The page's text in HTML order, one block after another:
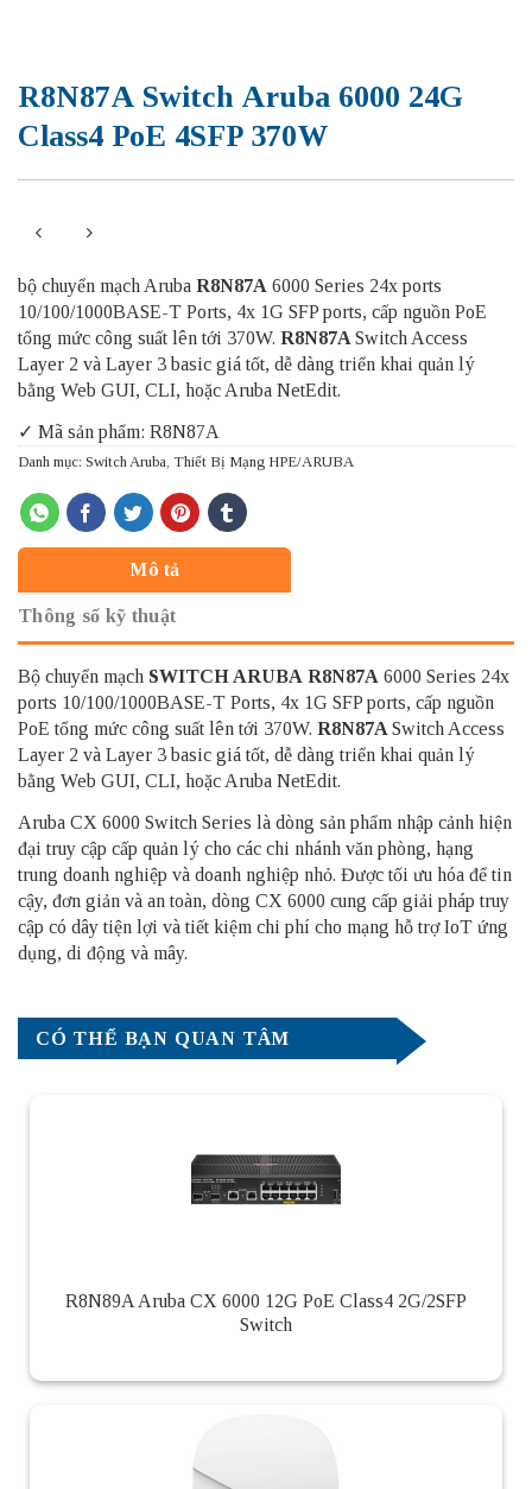
R8N87A Switch Aruba 6000 24G
Class4 PoE 4SFP 370W
bộ chuyển mạch Aruba R8N87A 6000 Series 24x ports
10/100/1000BASE-T Ports, 4x 1G SFP ports, cấp nguồn PoE
tổng mức công suất lên tới 370W. R8N87A Switch Access
Layer 2 và Layer 3 basic giá tốt, dễ dàng triển khai quản lý
bằng Web GUI, CLI, hoặc Aruba NetEdit.
✓ Mã sản phẩm: R8N87A
Danh mục: Switch Aruba Thiết Bị Mạng HPE/ARUBA
Mô tả
Thông số kỹ thuật
Bộ chuyển mạch SWITCH ARUBA R8N87A 6000 Series 24x
ports 10/100/1000BASE-T Ports, 4x 1G SFP ports, cấp nguồn
PoE tổng mức công suất lên tới 370W. R8N87A Switch Access
Layer 2 và Layer 3 basic giá tốt, dễ dàng triển khai quản lý
bằng Web GUI, CLI, hoặc Aruba NetEdit.
Aruba CX 6000 Switch Series là dòng sản phẩm nhập cảnh hiện
đại truy cập cấp quản lý cho các chi nhánh văn phòng, hạng
trung doanh nghiệp và doanh nghiệp nhỏ. Được tối ưu hóa để tin
cậy, đơn giản và an toàn, dòng CX 6000 cung cấp giải pháp truy
cập có dây tiện lợi và tiết kiệm chi phí cho mạng hỗ trợ IoT ứng
dụng, di động và mây.
CÓ THỂ BẠN QUAN TÂM
R8N89A Aruba CX 6000 12G PoE Class4 2G/2SFP
Switch